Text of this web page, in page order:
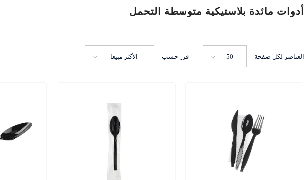
أدوات مائدة بلاستيكية متوسطة التحمل
العناصر لكل صفحة 50 فرز حسب الأكثر مبيعا